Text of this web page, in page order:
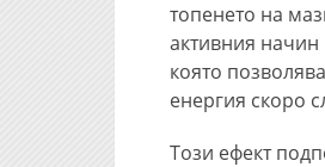
топенето на
активния
която
енергия скоро
Този ефект